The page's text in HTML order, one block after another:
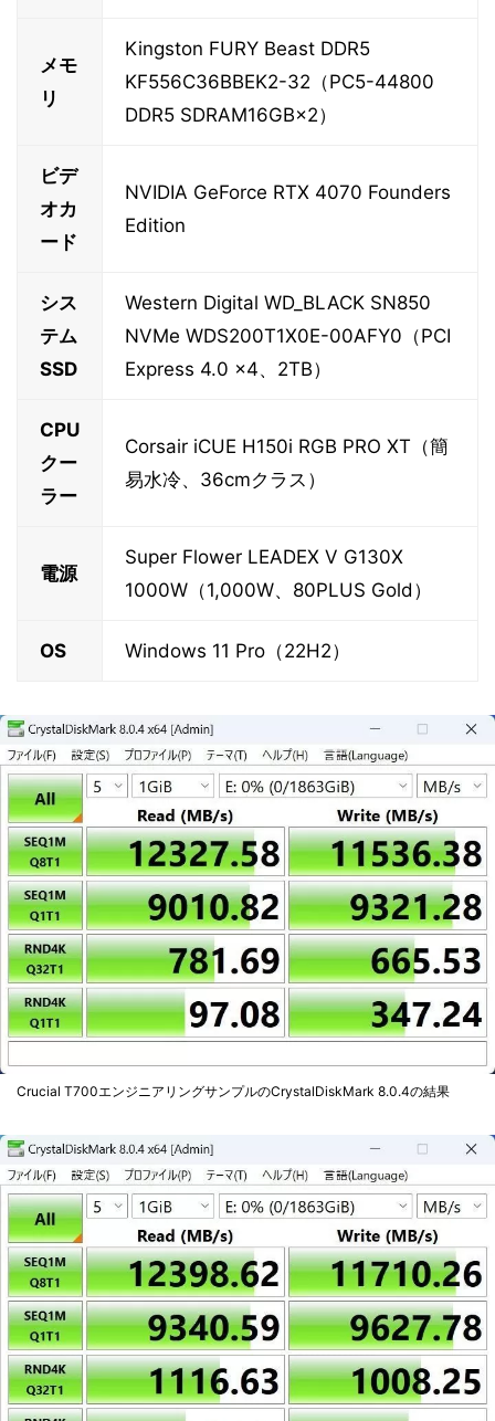
メモ
リ
Kingston FURY Beast DDR5
KF556C36BBEK2-32（PC5-44800
DDR5 SDRAM16GB×2）
ビデ
オカ
ード
NVIDIA GeForce RTX 4070 Founders
Edition
シス
テム
SSD
Western Digital WD_BLACK SN850
NVMe WDS200T1X0E-00AFY0（PCI
Express 4.0 x4、2TB）
CPU
クー
ラー
Corsair iCUE H150i RGB PRO XT（簡
易水冷、36cmクラス）
電源
Super Flower LEADEX V G130X
1000W（1,000W、80PLUS Gold）
OS Windows 11 Pro（22H2）
Crucial T700エンジニアリングサンプルのCrystalDiskMark 8.0.4の結果